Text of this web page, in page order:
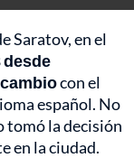
Saratov, en el
desde
con el
español. No
tomó la decisión
en la ciudad.